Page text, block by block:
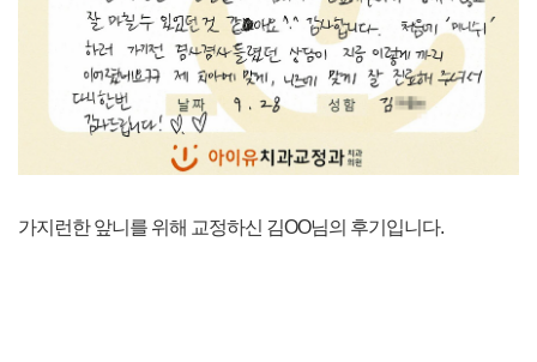
가지런한 앞니를 위해 교정하신 김OO님의 후기입니다.